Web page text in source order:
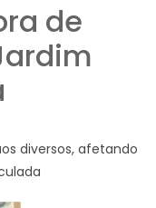
de
diversos, afetando